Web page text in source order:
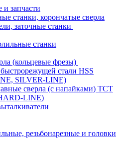
запчасти
станки, корончатые сверла
заточные станки
станки
(кольцевые фрезы)
стали HSS
SILVER-LINE)
сверла (с напайками) ТСТ
LINE)
резьбонарезные и головки